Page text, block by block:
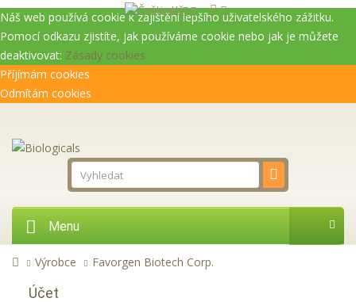
Náš web používá cookie k zajištění lepšího uživatelského zážitku.
Pomocí odkazu zjistíte, jak používáme cookie nebo jak je můžete
deaktivovat: Zásady cookies
Příjímám cookies
Odmítám cookies
Menu
Kč
Výrobce Favorgen Biotech Corp.
Účet